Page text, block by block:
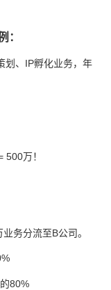
：
划、IP孵化业务，年
万！
务分流至B公司。
80%